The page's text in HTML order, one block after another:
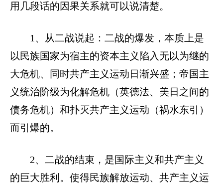
用几段话的因果关系就可以说清楚。
1、从二战说起：二战的爆发，本质上是
以民族国家为宿主的资本主义陷入无以为继的
大危机、同时共产主义运动日渐兴盛；帝国主
义统治阶级为化解危机（英德法、美日之间的
债务危机）和扑灭共产主义运动（祸水东引）
而引爆的。
2、二战的结束，是国际主义和共产主义
的巨大胜利。使得民族解放运动、共产主义运